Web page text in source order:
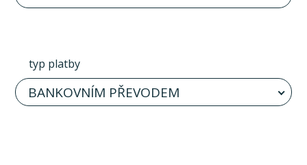
typ platby
BANKOVNÍM PŘEVODEM